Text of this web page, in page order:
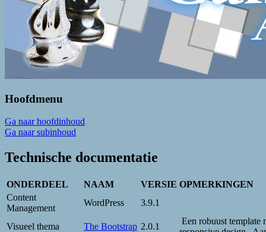
Hoofdmenu
Ga naar hoofdinhoud
Ga naar subinhoud
Technische documentatie
ONDERDEEL NAAM VERSIE OPMERKINGEN
Content
Management
WordPress 3.9.1
Visueel thema The Bootstrap 2.0.1
Een robuust template